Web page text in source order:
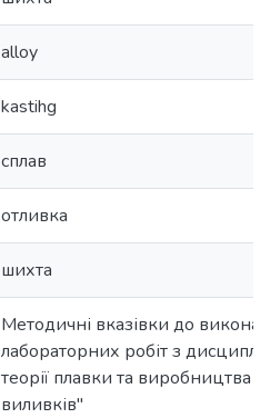
alloy
kastihg
сплав
отливка
шихта
Методичні вказівки до
лабораторних робіт з
теорії плавки та виробництва
виливків"